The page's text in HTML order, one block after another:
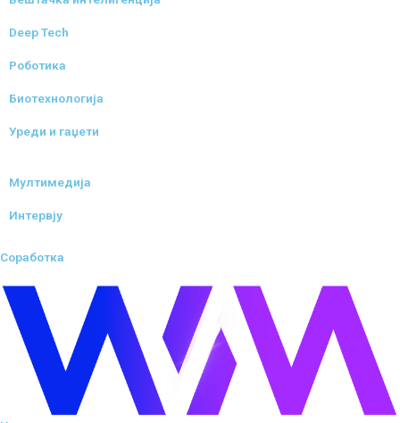
Deep Tech
Роботика
Биотехнологија
Уреди и гаџети
Мултимедија
Интервју
Соработка